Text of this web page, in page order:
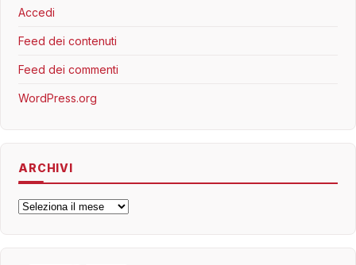
Accedi
Feed dei contenuti
Feed dei commenti
WordPress.org
ARCHIVI
Archivi